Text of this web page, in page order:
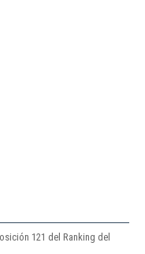
121 del Ranking del